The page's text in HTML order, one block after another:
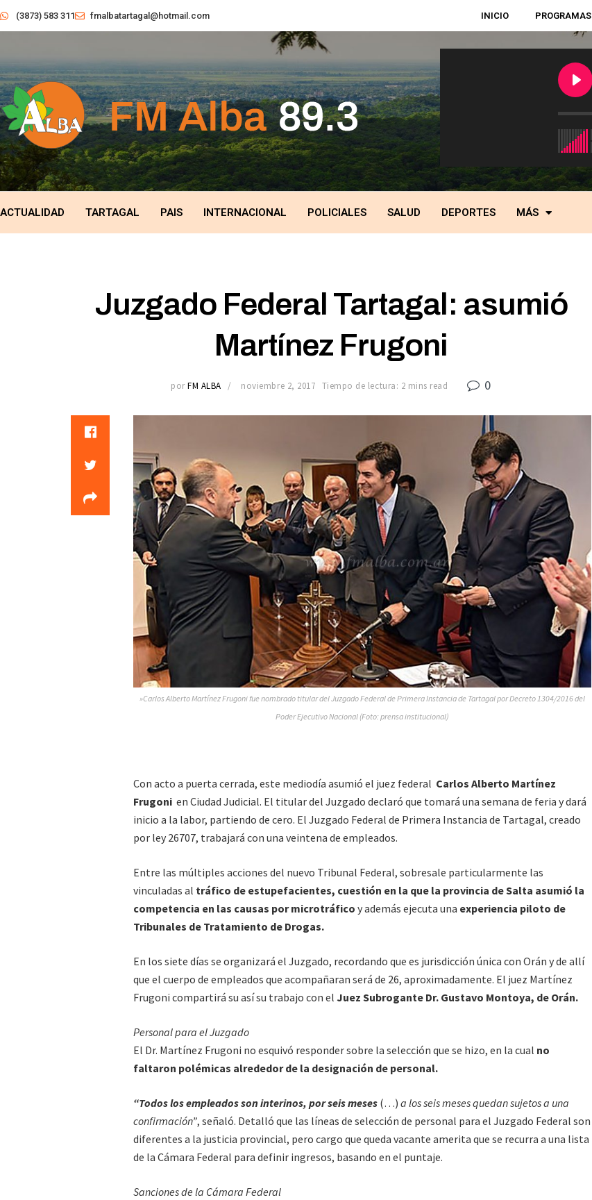
(3873) 583 311 fmalbatartagal@hotmail.com INICIO PROGRAMAS
ACTUALIDAD TARTAGAL PAIS INTERNACIONAL POLICIALES SALUD DEPORTES MÁS
Juzgado Federal Tartagal: asumió
Martínez Frugoni
por FM ALBA noviembre 2, 2017 Tiempo de lectura: 2 mins read 0
»Carlos Alberto Martínez Frugoni fue nombrado titular del Juzgado Federal de Primera Instancia de Tartagal por Decreto 1304/2016 del
Poder Ejecutivo Nacional (Foto: prensa institucional)
Con acto a puerta cerrada, este mediodía asumió el juez federal Carlos Alberto Martínez
Frugoni en Ciudad Judicial. El titular del Juzgado declaró que tomará una semana de feria y dará
inicio a la labor, partiendo de cero. El Juzgado Federal de Primera Instancia de Tartagal, creado
por ley 26707, trabajará con una veintena de empleados.
Entre las múltiples acciones del nuevo Tribunal Federal, sobresale particularmente las
vinculadas al tráfico de estupefacientes, cuestión en la que la provincia de Salta asumió la
competencia en las causas por microtráfico y además ejecuta una experiencia piloto de
Tribunales de Tratamiento de Drogas.
En los siete días se organizará el Juzgado, recordando que es jurisdicción única con Orán y de allí
que el cuerpo de empleados que acompañaran será de 26, aproximadamente. El juez Martínez
Frugoni compartirá su así su trabajo con el Juez Subrogante Dr. Gustavo Montoya, de Orán.
Personal para el Juzgado
El Dr. Martínez Frugoni no esquivó responder sobre la selección que se hizo, en la cual no
faltaron polémicas alrededor de la designación de personal.
“Todos los empleados son interinos, por seis meses (…) a los seis meses quedan sujetos a una
confirmación”, señaló. Detalló que las líneas de selección de personal para el Juzgado Federal son
diferentes a la justicia provincial, pero cargo que queda vacante amerita que se recurra a una lista
de la Cámara Federal para definir ingresos, basando en el puntaje.
Sanciones de la Cámara Federal